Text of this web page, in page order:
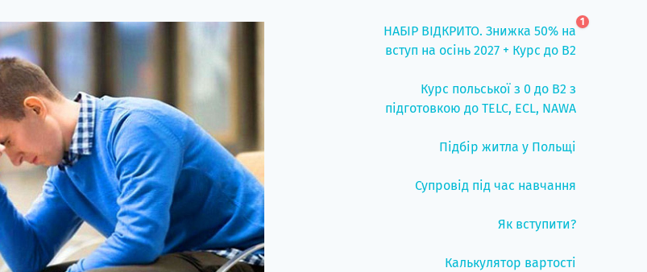
НАБІР ВІДКРИТО. Знижка 50% на
вступ на осінь 2027 + Курс до B2
1
Курс польської з 0 до B2 з
підготовкою до TELC, ECL, NAWA
Підбір житла у Польщі
Супровід під час навчання
Як вступити?
Калькулятор вартості